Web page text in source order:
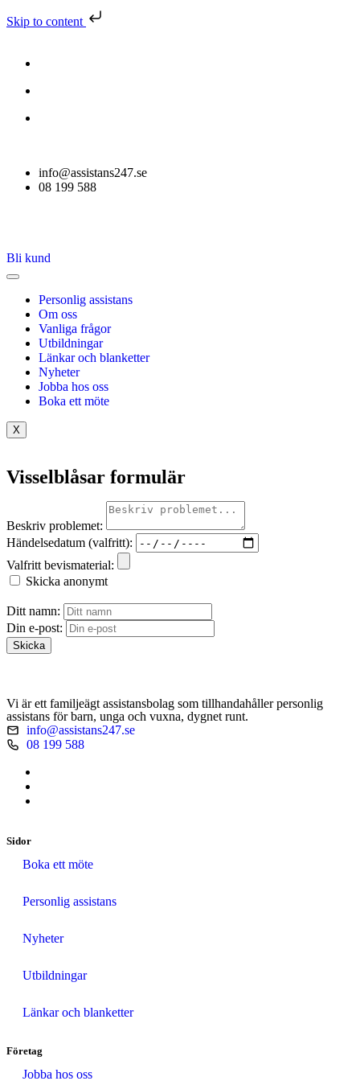
Skip to content
info@assistans247.se
08 199 588
Bli kund
Personlig assistans
Om oss
Vanliga frågor
Utbildningar
Länkar och blanketter
Nyheter
Jobba hos oss
Boka ett möte
X
Visselblåsar formulär
Beskriv problemet:
Händelsedatum (valfritt):
Valfritt bevismaterial:
Skicka anonymt
Ditt namn:
Din e-post:
Skicka
Vi är ett familjeägt assistansbolag som tillhandahåller personlig
assistans för barn, unga och vuxna, dygnet runt.
info@assistans247.se
08 199 588
Sidor
Boka ett möte
Personlig assistans
Nyheter
Utbildningar
Länkar och blanketter
Företag
Jobba hos oss